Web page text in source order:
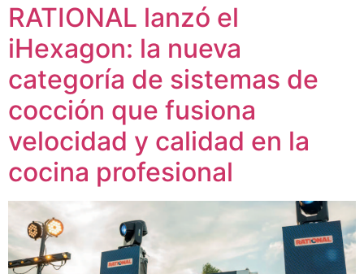
RATIONAL lanzó el
iHexagon: la nueva
categoría de sistemas de
cocción que fusiona
velocidad y calidad en la
cocina profesional